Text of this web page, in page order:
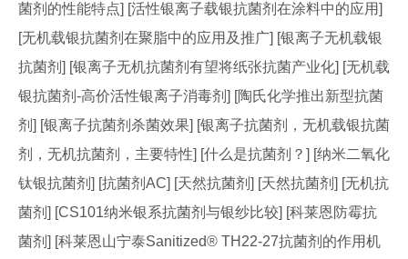
菌剂的性能特点] [活性银离子载银抗菌剂在涂料中的应用]
[无机载银抗菌剂在聚脂中的应用及推广] [银离子无机载银
抗菌剂] [银离子无机抗菌剂有望将纸张抗菌产业化] [无机载
银抗菌剂-高价活性银离子消毒剂] [陶氏化学推出新型抗菌
剂] [银离子抗菌剂杀菌效果] [银离子抗菌剂，无机载银抗菌
剂，无机抗菌剂，主要特性] [什么是抗菌剂？] [纳米二氧化
钛银抗菌剂] [抗菌剂AC] [天然抗菌剂] [天然抗菌剂] [无机抗
菌剂] [CS101纳米银系抗菌剂与银纱比较] [科莱恩防霉抗
菌剂] [科莱恩山宁泰Sanitized® TH22-27抗菌剂的作用机